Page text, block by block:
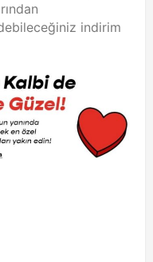
indirim